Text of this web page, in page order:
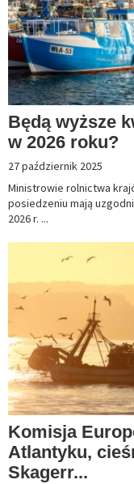
Będą wyższe
w 2026 roku?
27 październik 2025
Ministrowie rolnictwa
posiedzeniu mają
2026 r. ...
Komisja
Atlantyku,
Skagerr...